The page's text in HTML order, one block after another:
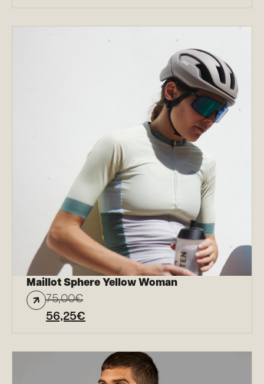
Maillot Sphere Yellow Woman
75,00€
56,25€